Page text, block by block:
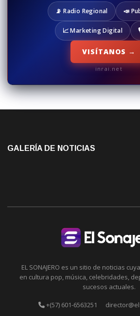
📡 Radio Regional 📣
📈 Marketing Digital
VISÍTANOS →
inrai.net
GALERÍA DE NOTICIAS
EL SONAJERO es un sitio de noticias
en cultura pop, música, celebridades,
sucesos actuales.
+(57) 601-6563251